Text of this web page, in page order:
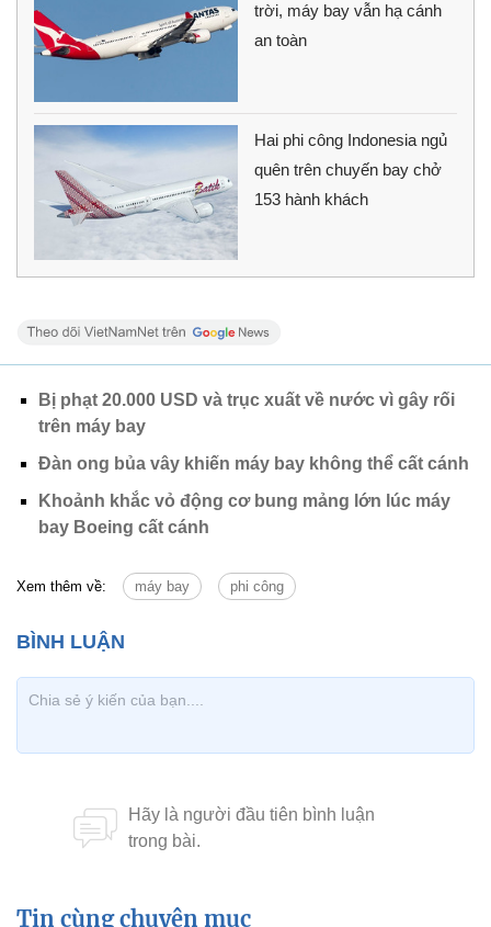
trời, máy bay vẫn hạ cánh
an toàn
Hai phi công Indonesia ngủ
quên trên chuyến bay chở
153 hành khách
Bị phạt 20.000 USD và trục xuất về nước vì gây rối
trên máy bay
Đàn ong bủa vây khiến máy bay không thể cất cánh
Khoảnh khắc vỏ động cơ bung mảng lớn lúc máy
bay Boeing cất cánh
Xem thêm về: máy bay phi công
Tin cùng chuyên mục